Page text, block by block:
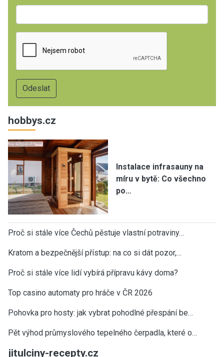
hobbys.cz
Instalace infrasauny na
míru v bytě: Co všechno
po…
Proč si stále více Čechů pěstuje vlastní potraviny…
Kratom a bezpečnější přístup: na co si dát pozor,…
Proč si stále více lidí vybírá přípravu kávy doma?
Top casino automaty pro hráče v ČR 2026
Pohovka pro hosty: jak vybrat pohodlné přespání be…
Pět výhod průmyslového tepelného čerpadla, které o…
jitulciny-recepty.cz